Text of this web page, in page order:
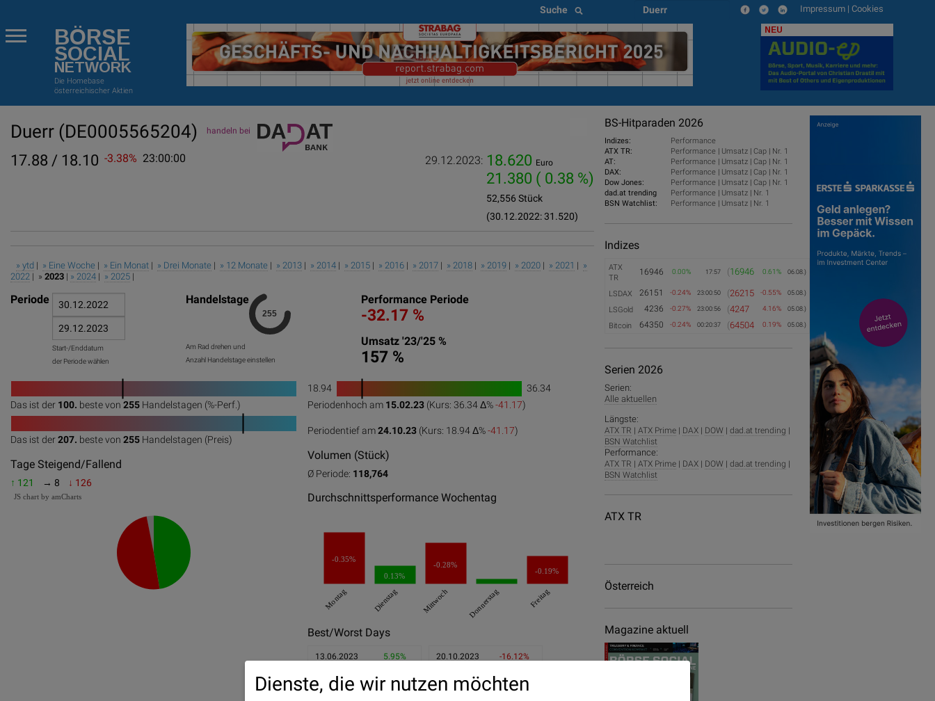
Suche Duerr Impressum | Cookies
BÖRSE
SOCIAL
NETWORK
Die Homebase
österreichischer Aktien
NEU
Duerr (DE0005565204) handeln bei
29.12.2023: 18.620 Euro
21.380 ( 0.38 %)
52,556 Stück
(30.12.2022: 31.520)
17.88 / 18.10 -3.38% 23:00:00
» ytd | » Eine Woche | » Ein Monat | » Drei Monate | » 12 Monate | » 2013 | » 2014 | » 2015 | » 2016 | » 2017 | » 2018 | » 2019 | » 2020 | » 2021 | »
2022 | » 2023 | » 2024 | » 2025 |
Periode
Start-/Enddatum
der Periode wählen
Handelstage
Am Rad drehen und
Anzahl Handelstage einstellen
Performance Periode
-32.17 %
Umsatz '23/'25 %
157 %
80
Das ist der 100. beste von 255 Handelstagen (%-Perf.)
Das ist der207. beste von 255 Handelstagen (Preis)
Tage Steigend/Fallend
↑ 121 → 8 ↓ 126
JS chart by amCharts
18.94
1
50 100
36.34
Periodenhoch am 15.02.23 (Kurs: 36.34 Δ%-41.17)
Periodentief am24.10.23 (Kurs: 18.94 Δ%-41.17)
Volumen (Stück)
Ø Periode: 118,764
Durchschnittsperformance Wochentag
-0.35%
0.13%
-0.28%
-0.19%
Montag Dienstag Mittwoch Donnerstag Freitag
Best/Worst Days
13.06.2023 5.95%
14.06.2023 4.89%
20.10.2023 -16.12%
10.05.2023 -6.29%
BS-Hitparaden 2026
Indizes:
Performance
ATX TR:
Performance | Umsatz |Cap | Nr. 1
AT:
Performance | Umsatz |Cap | Nr. 1
DAX:
Performance | Umsatz |Cap | Nr. 1
Dow Jones:
Performance | Umsatz |Cap | Nr. 1
dad.at trending
Performance | Umsatz | Nr. 1
BSN Watchlist:
Performance | Umsatz | Nr. 1
Indizes
ATX
TR
16946 0.00% 17:57 (16946 0.61% 06.08.)
LSDAX 26151 -0.24% 23:00:50 (26215 -0.55% 05.08.)
LSGold 4236 -0.27% 23:00:56 (4247 4.16% 05.08.)
Bitcoin 64350 -0.24% 00:20:37 (64504 0.19% 05.08.)
Serien 2026
Serien:
Alle aktuellen
Längste:
ATX TR |ATX Prime | DAX | DOW |dad.at trending |
BSN Watchlist
Performance:
ATX TR |ATX Prime | DAX | DOW |dad.at trending |
BSN Watchlist
ATX TR
Österreich
Magazine aktuell
Dienste, die wir nutzen möchten